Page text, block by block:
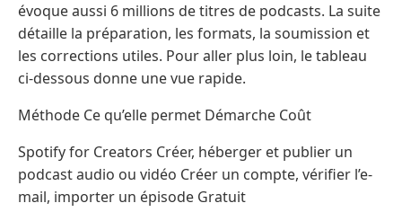
évoque aussi 6 millions de titres de podcasts. La suite
détaille la préparation, les formats, la soumission et
les corrections utiles. Pour aller plus loin, le tableau
ci-dessous donne une vue rapide.
Méthode Ce qu’elle permet Démarche Coût
Spotify for Creators Créer, héberger et publier un
podcast audio ou vidéo Créer un compte, vérifier l’e-
mail, importer un épisode Gratuit